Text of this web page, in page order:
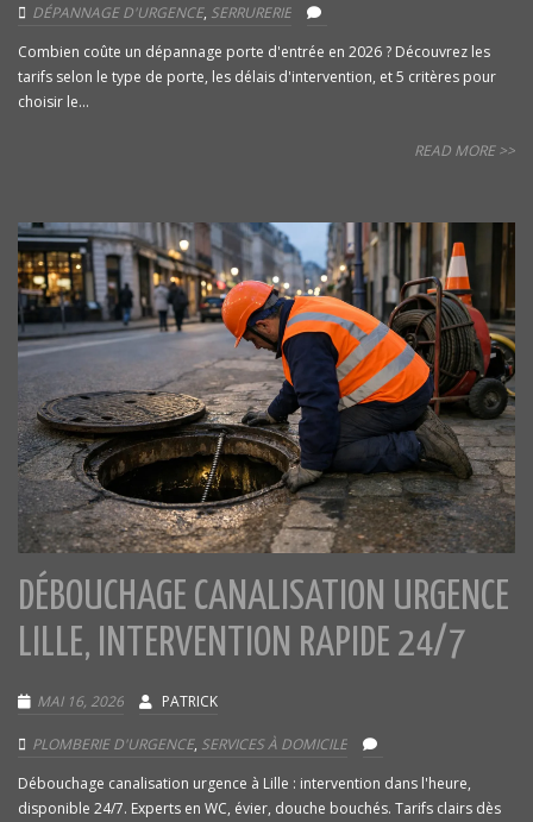
DÉPANNAGE D'URGENCE, SERRURERIE
Combien coûte un dépannage porte d'entrée en 2026 ? Découvrez les
tarifs selon le type de porte, les délais d'intervention, et 5 critères pour
choisir le...
READ MORE >>
DÉBOUCHAGE CANALISATION URGENCE
LILLE, INTERVENTION RAPIDE 24/7
MAI 16, 2026 PATRICK
PLOMBERIE D'URGENCE, SERVICES À DOMICILE
Débouchage canalisation urgence à Lille : intervention dans l'heure,
disponible 24/7. Experts en WC, évier, douche bouchés. Tarifs clairs dès